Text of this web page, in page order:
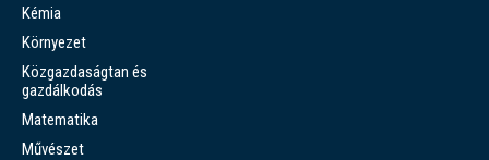
Kémia
Környezet
Közgazdaságtan és
gazdálkodás
Matematika
Művészet